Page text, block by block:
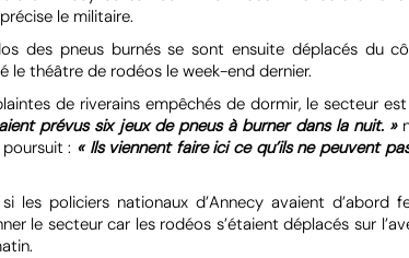
précise le militaire.
des pneus burnés se sont ensuite déplacés du
le théâtre de rodéos le week-end dernier.
de riverains empêchés de dormir, le secteur
prévus six jeux de pneus à burner dans la nuit. »
: « Ils viennent faire ici ce qu’ils ne peuvent
les policiers nationaux d’Annecy avaient d’abord
le secteur car les rodéos s’étaient déplacés sur